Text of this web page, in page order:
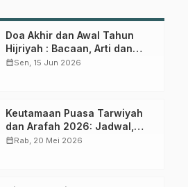
Doa Akhir dan Awal Tahun
Hijriyah : Bacaan, Arti dan
Keutmaaannya
calendar_monthSen, 15 Jun 2026
Keutamaan Puasa Tarwiyah
dan Arafah 2026: Jadwal,
Niat, dan Hadits Lengkap
calendar_monthRab, 20 Mei 2026